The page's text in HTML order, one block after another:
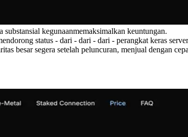
kegunaanmemaksimalkan keuntungan.
status - dari - dari - dari - perangkat keras
besar segera setelah peluncuran, menjual dengan